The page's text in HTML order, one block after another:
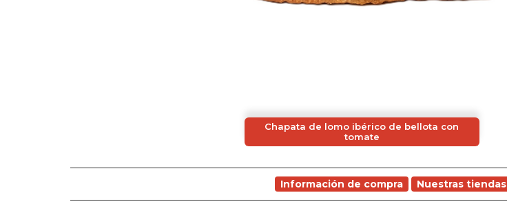
Chapata de lomo ibérico de bellota con
tomate
Información de compra Nuestras tiendas